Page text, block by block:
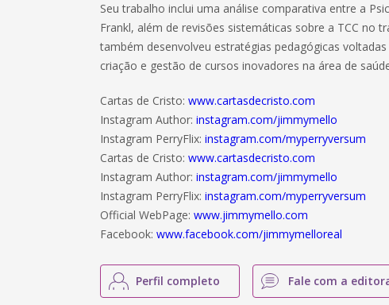
Seu trabalho inclui uma análise comparativa entre a
Frankl, além de revisões sistemáticas sobre a TCC no
também desenvolveu estratégias pedagógicas
criação e gestão de cursos inovadores na área de
Cartas de Cristo:www.cartasdecristo.com
Instagram Author:instagram.com/jimmymello
Instagram PerryFlix:instagram.com/myperryversum
Cartas de Cristo:www.cartasdecristo.com
Instagram Author:instagram.com/jimmymello
Instagram PerryFlix:instagram.com/myperryversum
Official WebPage:www.jimmymello.com
Facebook:www.facebook.com/jimmymelloreal
Perfil completo Fale com a